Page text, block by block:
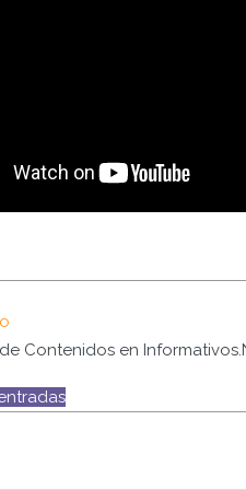
Contenidos en